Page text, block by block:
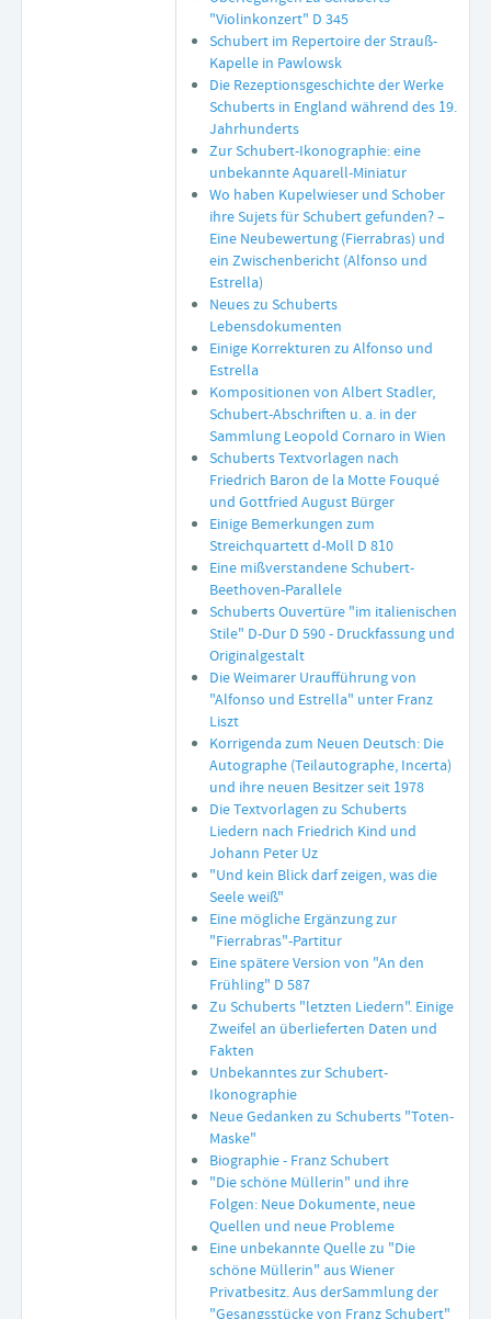
"Violinkonzert" D 345
Schubert im Repertoire der Strauß-
Kapelle in Pawlowsk
Die Rezeptionsgeschichte der Werke
Schuberts in England während des 19.
Jahrhunderts
Zur Schubert-Ikonographie: eine
unbekannte Aquarell-Miniatur
Wo haben Kupelwieser und Schober
ihre Sujets für Schubert gefunden? –
Eine Neubewertung (Fierrabras) und
ein Zwischenbericht (Alfonso und
Estrella)
Neues zu Schuberts
Lebensdokumenten
Einige Korrekturen zu Alfonso und
Estrella
Kompositionen von Albert Stadler,
Schubert-Abschriften u. a. in der
Sammlung Leopold Cornaro in Wien
Schuberts Textvorlagen nach
Friedrich Baron de la Motte Fouqué
und Gottfried August Bürger
Einige Bemerkungen zum
Streichquartett d-Moll D 810
Eine mißverstandene Schubert-
Beethoven-Parallele
Schuberts Ouvertüre "im italienischen
Stile" D-Dur D 590 - Druckfassung und
Originalgestalt
Die Weimarer Uraufführung von
"Alfonso und Estrella" unter Franz
Liszt
Korrigenda zum Neuen Deutsch: Die
Autographe (Teilautographe, Incerta)
und ihre neuen Besitzer seit 1978
Die Textvorlagen zu Schuberts
Liedern nach Friedrich Kind und
Johann Peter Uz
"Und kein Blick darf zeigen, was die
Seele weiß"
Eine mögliche Ergänzung zur
"Fierrabras"-Partitur
Eine spätere Version von "An den
Frühling" D 587
Zu Schuberts "letzten Liedern". Einige
Zweifel an überlieferten Daten und
Fakten
Unbekanntes zur Schubert-
Ikonographie
Neue Gedanken zu Schuberts "Toten-
Maske"
Biographie - Franz Schubert
"Die schöne Müllerin" und ihre
Folgen: Neue Dokumente, neue
Quellen und neue Probleme
Eine unbekannte Quelle zu "Die
schöne Müllerin" aus Wiener
Privatbesitz. Aus derSammlung der
"Gesangsstücke von Franz Schubert"